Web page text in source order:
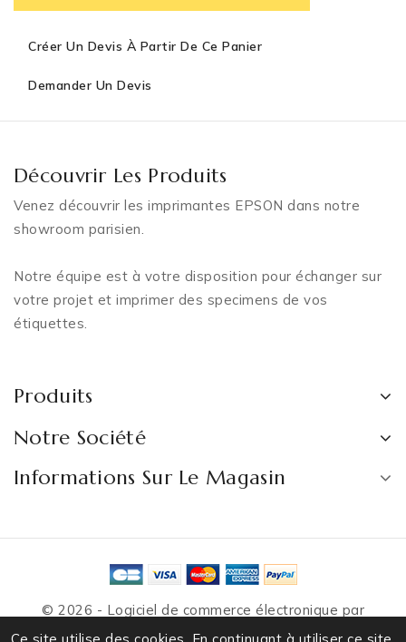
Créer Un Devis À Partir De Ce Panier
Demander Un Devis
Découvrir Les Produits
Venez découvrir les imprimantes EPSON dans notre
showroom parisien.
Notre équipe est à votre disposition pour échanger sur
votre projet et imprimer des specimens de vos
étiquettes.
Produits
Notre Société
Informations Sur Le Magasin
© 2026 - Logiciel de commerce électronique par
PrestaShop™